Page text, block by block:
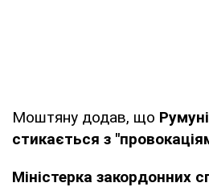
Моштяну додав, що
стикається з
Міністерка закордонних